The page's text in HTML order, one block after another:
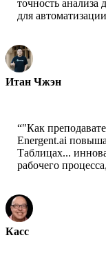
точность
для
Итан Чжэн
“"Как
Energent.ai
Таблицах...
рабочего
Касс